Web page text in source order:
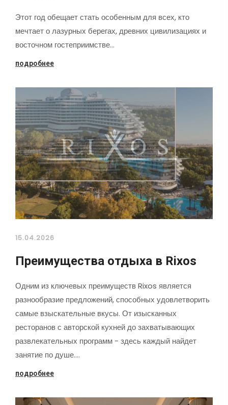
Этот год обещает стать особенным для всех, кто
мечтает о лазурных берегах, древних цивилизациях и
восточном гостеприимстве…
подробнее
15.04.2026
Преимущества отдыха в Rixos
Одним из ключевых преимуществ Rixos является
разнообразие предложений, способных удовлетворить
самые взыскательные вкусы. От изысканных
ресторанов с авторской кухней до захватывающих
развлекательных программ - здесь каждый найдет
занятие по душе.…
подробнее